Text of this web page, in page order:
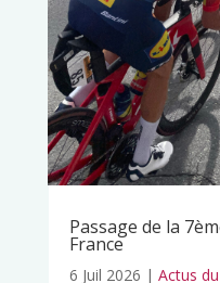
Passage de la
France
6 Juil 2026 | Actus